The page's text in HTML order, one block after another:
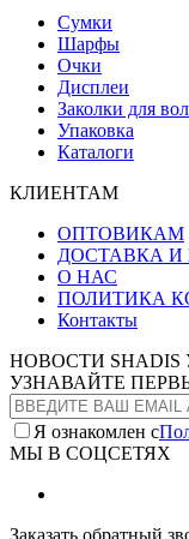
Сумки
Шарфы
Очки
Дисплеи
Заколки для
Упаковка
Каталоги
КЛИЕНТАМ
ОПТОВИКАМ
ДОСТАВКА И
О НАС
ПОЛИТИКА
Контакты
НОВОСТИ SHADIS
УЗНАВАЙТЕ
Я ознакомлен с
МЫ В СОЦСЕТЯХ
Заказать обратный